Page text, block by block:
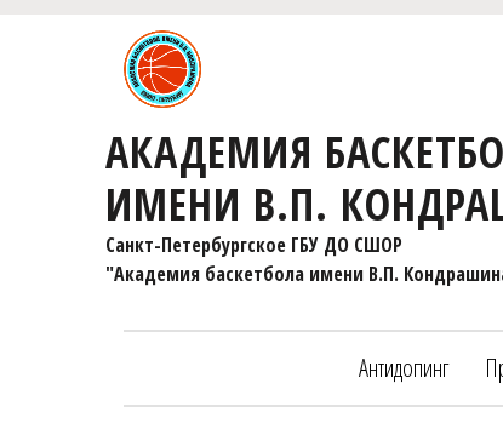
АКАДЕМИЯ
ИМЕНИ В.П.
Санкт-Петербургское ГБУ ДО СШОР
"Академия баскетбола имени В.П.
Антидопинг